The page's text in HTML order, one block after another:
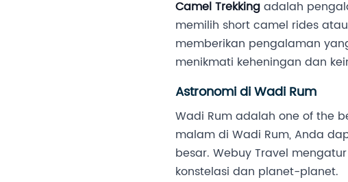
Camel Trekkingadalah
memilih short camel rides
memberikan pengalaman
menikmati keheningan dan
Astronomi di Wadi Rum
Wadi Rum adalah one of the
malam di Wadi Rum, Anda
besar. Webuy Travel
konstelasi dan planet-planet.